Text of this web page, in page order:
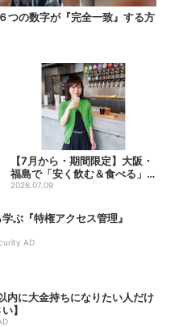
つの数字が『完全一致』する方
【7月から・期間限定】大阪・
福島で「安く飲む＆食べる」
お得ワザ → 行列店のパン...
2026.07.09
ぶ『特権アクセス管理』
AD
以内に大金持ちになりたい人だけ
】